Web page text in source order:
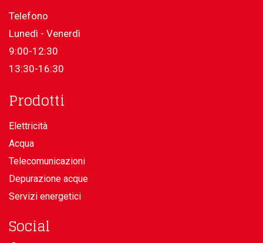
Telefono
Lunedì - Venerdì
9:00-12:30
13:30-16:30
Prodotti
Elettricità
Acqua
Telecomunicazioni
Depurazione acque
Servizi energetici
Social